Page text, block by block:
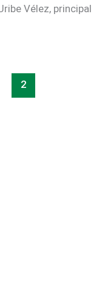
Vélez, principal
2